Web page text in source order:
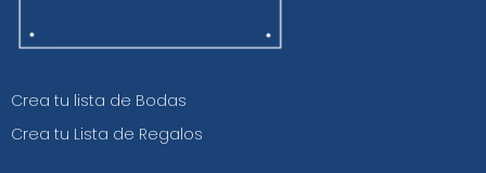
Crea tu lista de Bodas
Crea tu Lista de Regalos